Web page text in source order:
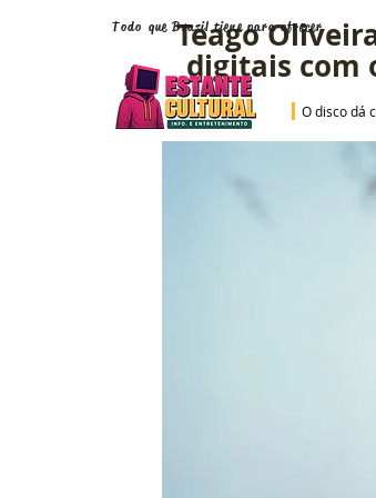
Todo que Brasil tiene para ofrecer
Teago
digitais com
O disco dá